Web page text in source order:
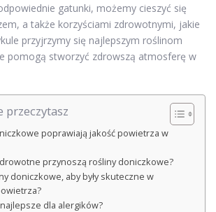
gatunki, możemy cieszyć się
a także korzyściami zdrowotnymi, jakie
przyjrzymy się najlepszym roślinom
pomogą stworzyć zdrowszą atmosferę w
przeczytasz
poprawiają jakość powietrza w
przynoszą rośliny doniczkowe?
doniczkowe, aby były skuteczne w
dla alergików?